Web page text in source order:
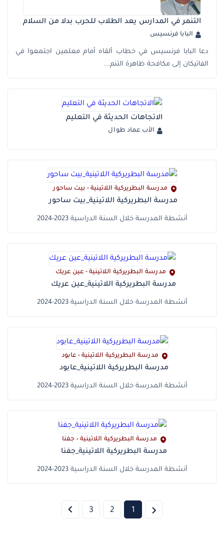
التنمر في المدارس يعد الطلاب للحرب بدلا من السلام
البابا فرنسيس
دعا البابا فرنسيس في خطاب ألقاه أمام معلمين اجتمعوا في
الفاتيكان إلى مكافحة ظاهرة التنم...
الاتجاهات الحديثة في التعليم
الأب عماد طوال
مدرسة البطريركية اللاتينية - بيت ساحور
مدرسة البطريركية اللاتينية_بيت ساحور
أنشطة المدرسة خلال السنة الدراسية 2023-2024
مدرسة البطريركية اللاتينية - عين عريك
مدرسة البطريركية اللاتينية_عين عريك
أنشطة المدرسة خلال السنة الدراسية 2023-2024
مدرسة البطريركية اللاتينية - عابود
مدرسة البطريركية اللاتينية_عابود
أنشطة المدرسة خلال السنة الدراسية 2023-2024
مدرسة البطريركية اللاتينية – جفنا
مدرسة البطريركية اللاتينية_جفنا
أنشطة المدرسة خلال السنة الدراسية 2023-2024
1
2
3